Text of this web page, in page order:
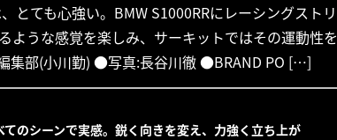
とても心強い。BMW S1000RRにレーシングストリ
ような感覚を楽しみ、サーキットではその運動性を
集部(小川勤) ●写真:長谷川徹 ●BRAND PO […]
のシーンで実感。鋭く向きを変え、力強く立ち上が